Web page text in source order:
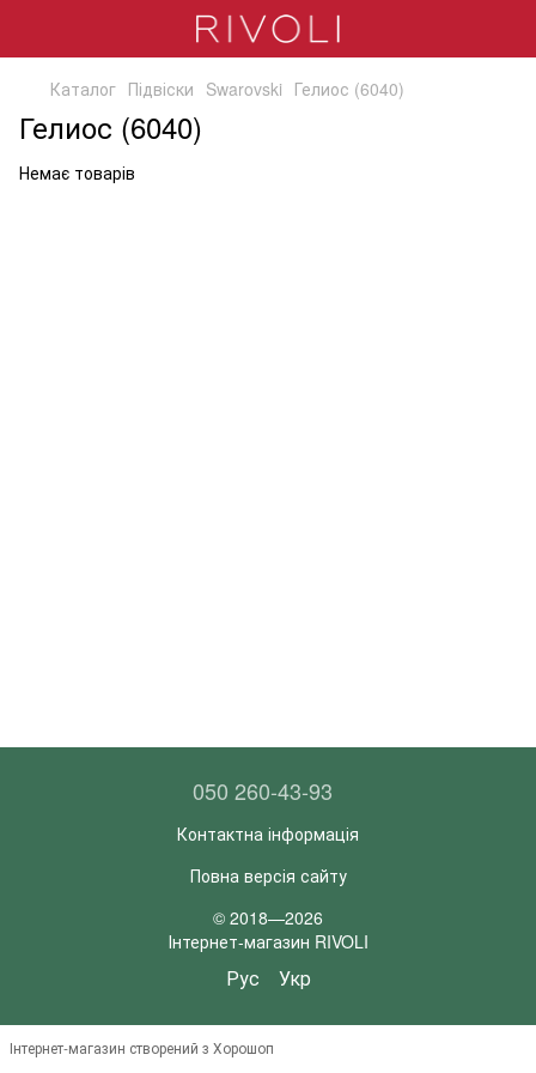
Каталог Підвіски Swarovski Гелиос (6040)
Гелиос (6040)
Немає товарів
050 260-43-93
Контактна інформація
Повна версія сайту
© 2018—2026
Інтернет-магазин RIVOLI
Рус Укр
Інтернет-магазин створений з Хорошоп